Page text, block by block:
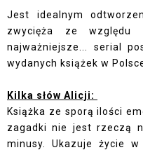
Jest idealnym
zwycięża ze
najważniejsze... serial
wydanych książek w
Kilka słów Alicji:
Książka ze sporą ilości
zagadki nie jest rzeczą
minusy. Ukazuje życie w